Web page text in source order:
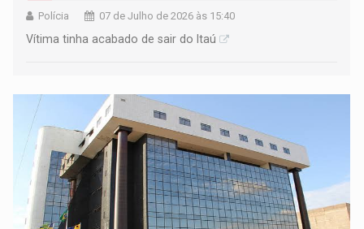
Polícia 07 de Julho de 2026 às 15:40
Vítima tinha acabado de sair do Itaú